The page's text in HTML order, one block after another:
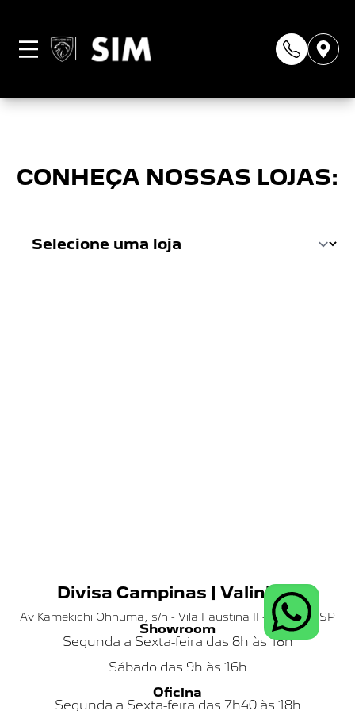
Página não
CONHEÇA NOSSAS LOJAS:
Divisa Campinas | Valinhos
Av Kamekichi Ohnuma, s/n - Vila Faustina II - Valinhos SP
Showroom
Segunda a Sexta-feira das 8h às 18h
Sábado das 9h às 16h
Oficina
Segunda a Sexta-feira das 7h40 às 18h